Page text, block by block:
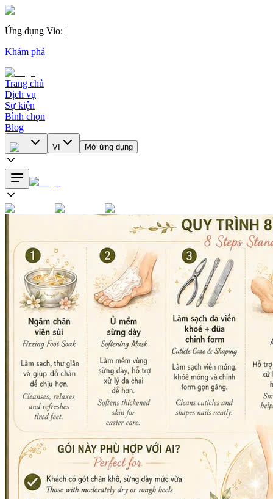
Ứng dụng Vio: |
Khám phá
Trang chủ
Dịch vụ
Sự kiện
Bình chọn
Blog
VI Mở ứng dụng